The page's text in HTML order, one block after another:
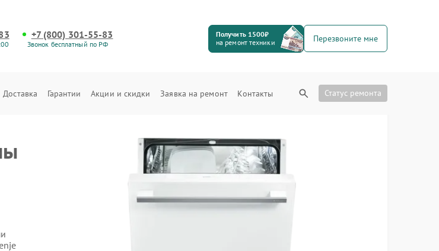
+7 (800) 301-55-83
Звонок бесплатный по РФ
Получить 1500₽
на ремонт техники
Перезвоните мне
Доставка Гарантии Акции и скидки Заявка на ремонт Контакты Статус ремонта